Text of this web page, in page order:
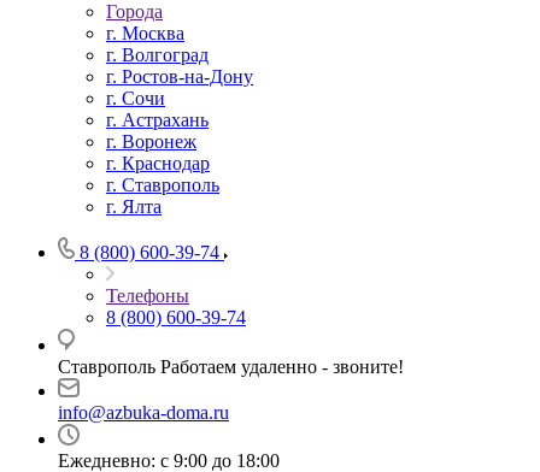
Города
г. Москва
г. Волгоград
г. Ростов-на-Дону
г. Сочи
г. Астрахань
г. Воронеж
г. Краснодар
г. Ставрополь
г. Ялта
8 (800) 600-39-74
Телефоны
8 (800) 600-39-74
Ставрополь Работаем удаленно - звоните!
info@azbuka-doma.ru
Ежедневно: с 9:00 до 18:00